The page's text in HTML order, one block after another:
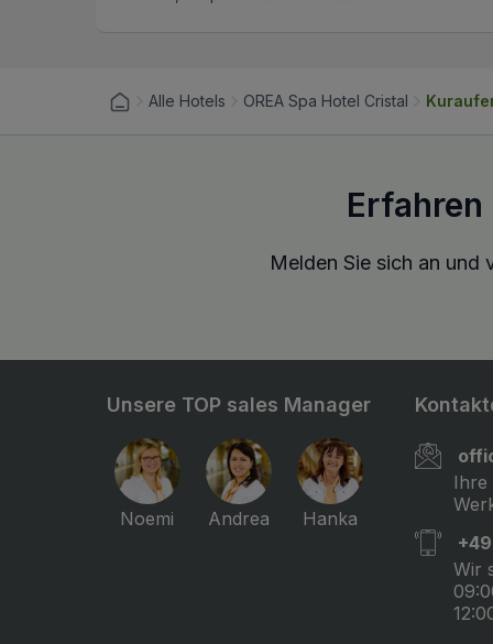
Alle Hotels OREA Spa Hotel Cristal
Erfahren
Melden Sie sich an und
Unsere TOP sales Manager
Noemi Andrea Hanka
Ihre
Wir